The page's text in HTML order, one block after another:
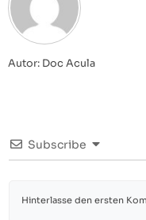
Autor: Doc Acula
Subscribe